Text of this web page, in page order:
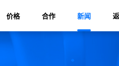
价格 合作 新闻